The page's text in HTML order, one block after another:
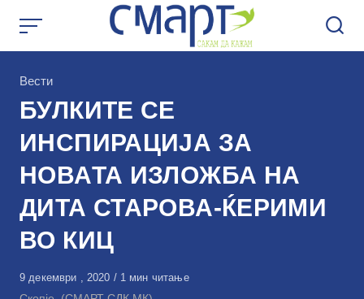
КАтегорија
Вести
БУЛКИТЕ СЕ
ИНСПИРАЦИЈА ЗА
НОВАТА ИЗЛОЖБА НА
ДИТА СТАРОВА-ЌЕРИМИ
ВО КИЦ
Објавено
на
9 декември , 2020 1 мин читање